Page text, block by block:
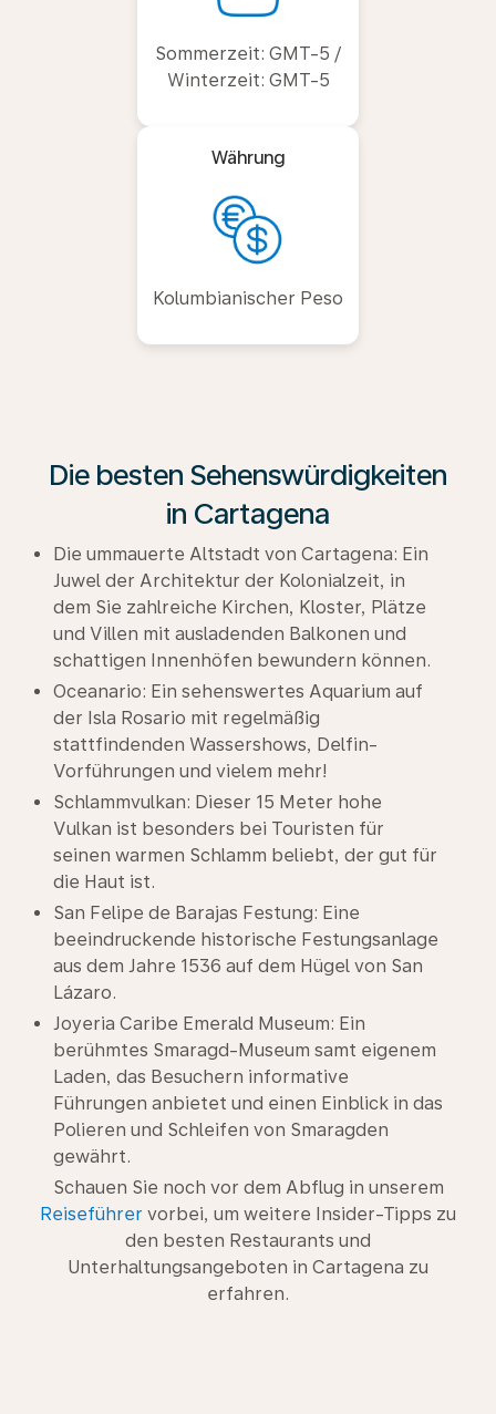
Sommerzeit: GMT-5 /
Winterzeit: GMT-5
Währung
Kolumbianischer Peso
Die besten Sehenswürdigkeiten
in Cartagena
Die ummauerte Altstadt von Cartagena: Ein
Juwel der Architektur der Kolonialzeit, in
dem Sie zahlreiche Kirchen, Kloster, Plätze
und Villen mit ausladenden Balkonen und
schattigen Innenhöfen bewundern können.
Oceanario: Ein sehenswertes Aquarium auf
der Isla Rosario mit regelmäßig
stattfindenden Wassershows, Delfin-
Vorführungen und vielem mehr!
Schlammvulkan: Dieser 15 Meter hohe
Vulkan ist besonders bei Touristen für
seinen warmen Schlamm beliebt, der gut für
die Haut ist.
San Felipe de Barajas Festung: Eine
beeindruckende historische Festungsanlage
aus dem Jahre 1536 auf dem Hügel von San
Lázaro.
Joyeria Caribe Emerald Museum: Ein
berühmtes Smaragd-Museum samt eigenem
Laden, das Besuchern informative
Führungen anbietet und einen Einblick in das
Polieren und Schleifen von Smaragden
gewährt.
Schauen Sie noch vor dem Abflug in unserem
Reiseführer vorbei, um weitere Insider-Tipps zu
den besten Restaurants und
Unterhaltungsangeboten in Cartagena zu
erfahren.